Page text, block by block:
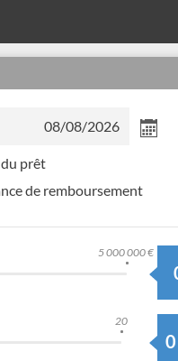
prêt
de remboursement
5 000 000 €
20